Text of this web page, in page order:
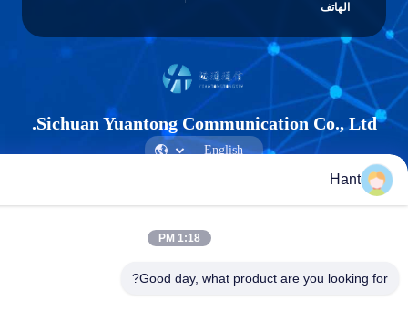
Sichuan Yuantong Communication Co.,
Sichuan Yuantong Communication Co., Ltd.
Good day, what product are you